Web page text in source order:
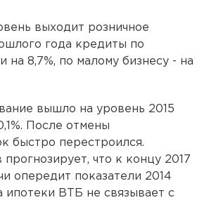
выходит розничное
года кредиты по
на 8,7%, по малому бизнесу - на
вышло на уровень 2015
После отмены
быстро перестроился.
что к концу 2017
опередит показатели 2014
ипотеки ВТБ не связывает с